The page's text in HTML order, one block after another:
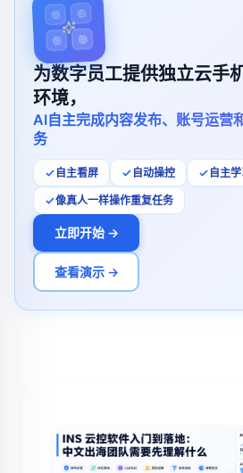
为数字员工提供独立云手
环境，
AI自主完成内容发布、账号运营
务
自主看屏 自动操控 自主
像真人一样操作重复任务
立即开始 →
查看演示 →